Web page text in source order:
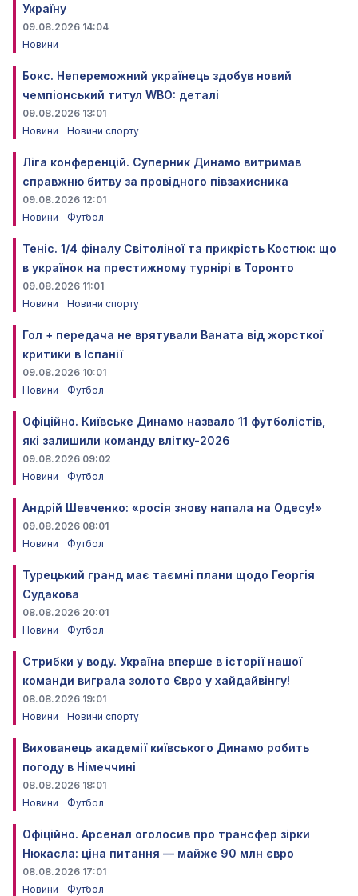
Україну
09.08.2026 14:04
Новини
Бокс. Непереможний українець здобув новий
чемпіонський титул WBO: деталі
09.08.2026 13:01
Новини
Новини спорту
Ліга конференцій. Суперник Динамо витримав
справжню битву за провідного півзахисника
09.08.2026 12:01
Новини
Футбол
Теніс. 1/4 фіналу Світоліної та прикрість Костюк: що
в українок на престижному турнірі в Торонто
09.08.2026 11:01
Новини
Новини спорту
Гол + передача не врятували Ваната від жорсткої
критики в Іспанії
09.08.2026 10:01
Новини
Футбол
Офіційно. Київське Динамо назвало 11 футболістів,
які залишили команду влітку-2026
09.08.2026 09:02
Новини
Футбол
Андрій Шевченко: «росія знову напала на Одесу!»
09.08.2026 08:01
Новини
Футбол
Турецький гранд має таємні плани щодо Георгія
Судакова
08.08.2026 20:01
Новини
Футбол
Стрибки у воду. Україна вперше в історії нашої
команди виграла золото Євро у хайдайвінгу!
08.08.2026 19:01
Новини
Новини спорту
Вихованець академії київського Динамо робить
погоду в Німеччині
08.08.2026 18:01
Новини
Футбол
Офіційно. Арсенал оголосив про трансфер зірки
Нюкасла: ціна питання — майже 90 млн євро
08.08.2026 17:01
Новини
Футбол